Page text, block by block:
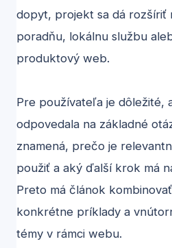
dopyt, projekt sa dá rozšíriť
poradňu, lokálnu službu
produktový web.
Pre používateľa je dôležité,
odpovedala na základné
znamená, prečo je
použiť a aký ďalší krok má
Preto má článok
konkrétne príklady a
témy v rámci webu.